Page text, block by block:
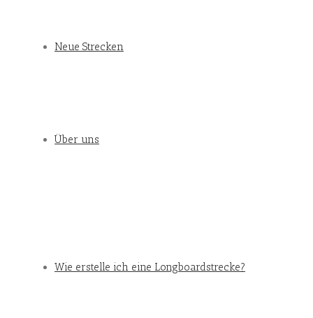
Neue Strecken
Über uns
Wie erstelle ich eine Longboardstrecke?